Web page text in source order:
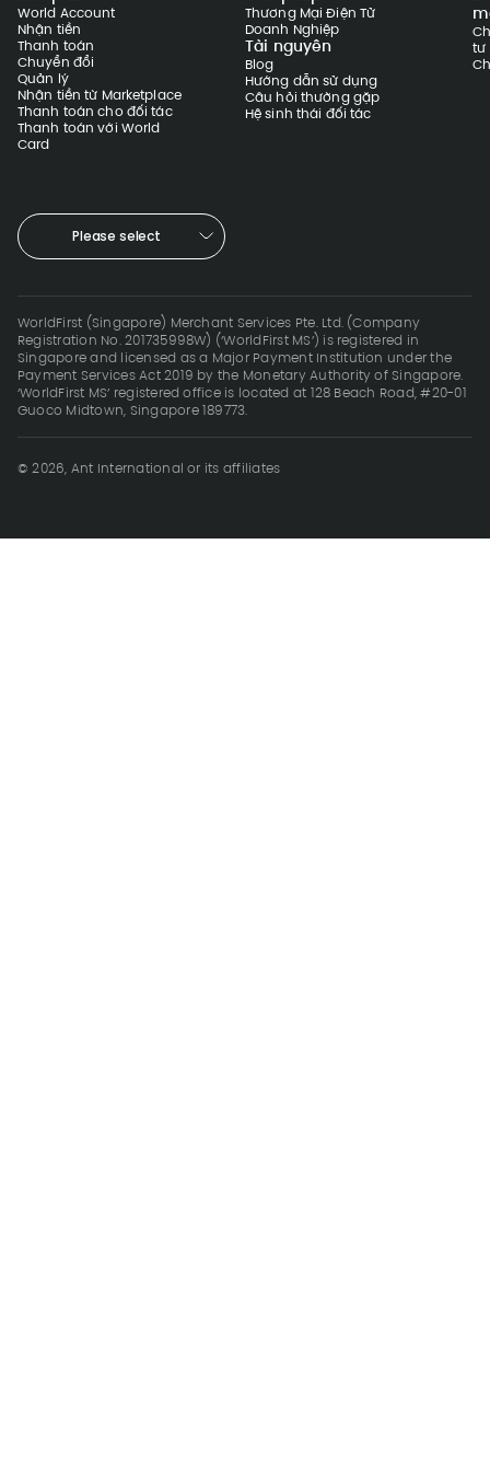
World Account
Nhận tiền
Thanh toán
Chuyển đổi
Quản lý
Nhận tiền từ Marketplace
Thanh toán cho đối tác
Thanh toán với World
Card
Thương Mại Điện Tử
Doanh Nghiệp
Tài nguyên
Blog
Hướng dẫn sử dụng
Câu hỏi thường gặp
Hệ sinh thái đối tác
tư
Please select
WorldFirst (Singapore) Merchant Services Pte. Ltd. (Company
Registration No. 201735998W) (‘WorldFirst MS’) is registered in
Singapore and licensed as a Major Payment Institution under the
Payment Services Act 2019 by the Monetary Authority of Singapore.
‘WorldFirst MS’ registered office is located at 128 Beach Road, #20-01
Guoco Midtown, Singapore 189773.
© 2026, Ant International or its affiliates